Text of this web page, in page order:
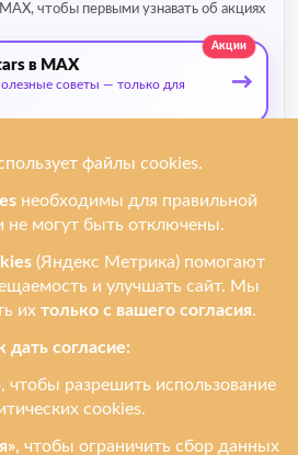
чтобы первыми узнавать об акциях
Акции
в MAX
советы — только для
→